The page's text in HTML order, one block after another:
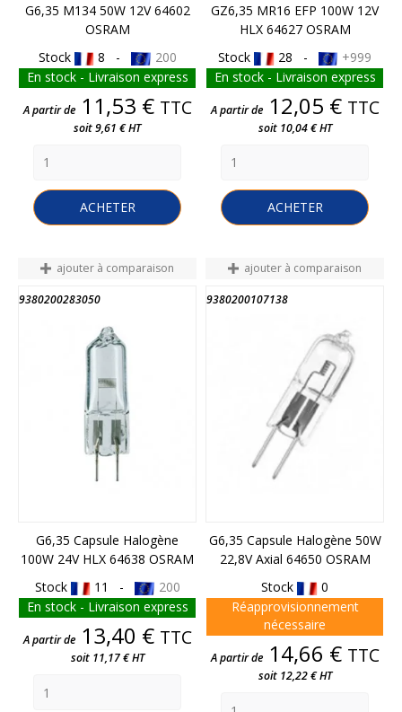
G6,35 M134 50W 12V 64602
OSRAM
Stock
8 -
200
En stock - Livraison express
Prix
A partir de 11,53 € TTC
soit 9,61 € HT
ACHETER
GZ6,35 MR16 EFP 100W 12V
HLX 64627 OSRAM
Stock
28 -
+999
En stock - Livraison express
Prix
A partir de 12,05 € TTC
soit 10,04 € HT
ACHETER
ajouter à comparaison
9380200283050
G6,35 Capsule Halogène
100W 24V HLX 64638 OSRAM
Stock
11 -
200
En stock - Livraison express
Prix
A partir de 13,40 € TTC
soit 11,17 € HT
ajouter à comparaison
9380200107138
G6,35 Capsule Halogène 50W
22,8V Axial 64650 OSRAM
Stock
0
Réapprovisionnement
nécessaire
Prix
A partir de 14,66 € TTC
soit 12,22 € HT